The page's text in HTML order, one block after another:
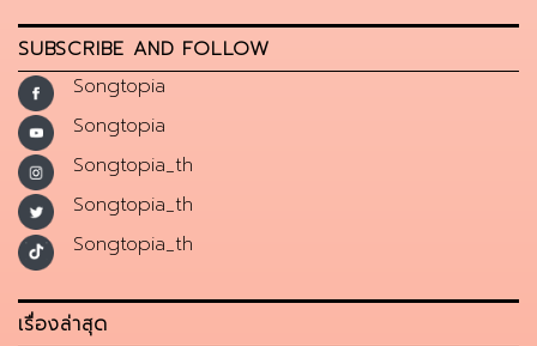
SUBSCRIBE AND FOLLOW
Songtopia
Songtopia
Songtopia_th
Songtopia_th
Songtopia_th
เรื่องล่าสุด